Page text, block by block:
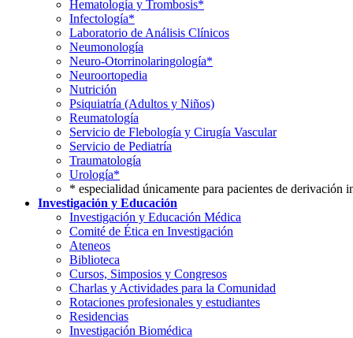
Hematología y Trombosis*
Infectología*
Laboratorio de Análisis Clínicos
Neumonología
Neuro-Otorrinolaringología*
Neuroortopedia
Nutrición
Psiquiatría (Adultos y Niños)
Reumatología
Servicio de Flebología y Cirugía Vascular
Servicio de Pediatría
Traumatología
Urología*
* especialidad únicamente para pacientes de derivación
Investigación y Educación
Investigación y Educación Médica
Comité de Ética en Investigación
Ateneos
Biblioteca
Cursos, Simposios y Congresos
Charlas y Actividades para la Comunidad
Rotaciones profesionales y estudiantes
Residencias
Investigación Biomédica